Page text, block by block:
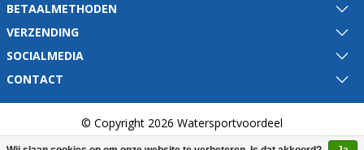
BETAALMETHODEN
VERZENDING
SOCIALMEDIA
CONTACT
© Copyright 2026 Watersportvoordeel